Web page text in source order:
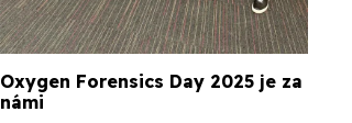
Oxygen Forensics Day 2025 je za
námi